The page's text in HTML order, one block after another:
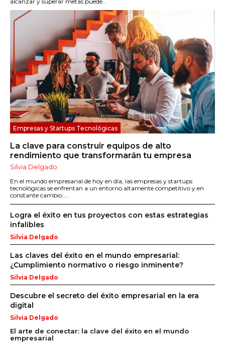
Empresas y Startups Tecnológicas
La clave para construir equipos de alto
rendimiento que transformarán tu empresa
Silvia Delgado
En el mundo empresarial de hoy en día, las empresas y startups
tecnológicas se enfrentan a un entorno altamente competitivo y en
constante cambio....
Logra el éxito en tus proyectos con estas estrategias
infalibles
Silvia Delgado
Las claves del éxito en el mundo empresarial:
¿Cumplimiento normativo o riesgo inminente?
Silvia Delgado
Descubre el secreto del éxito empresarial en la era
digital
Silvia Delgado
El arte de conectar: la clave del éxito en el mundo
empresarial